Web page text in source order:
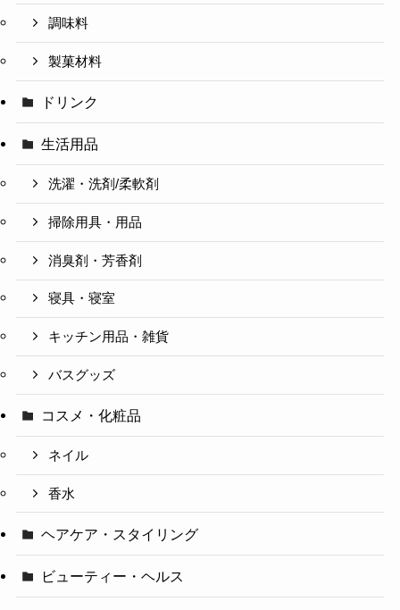
調味料
製菓材料
ドリンク
生活用品
洗濯・洗剤/柔軟剤
掃除用具・用品
消臭剤・芳香剤
寝具・寝室
キッチン用品・雑貨
バスグッズ
コスメ・化粧品
ネイル
香水
ヘアケア・スタイリング
ビューティー・ヘルス